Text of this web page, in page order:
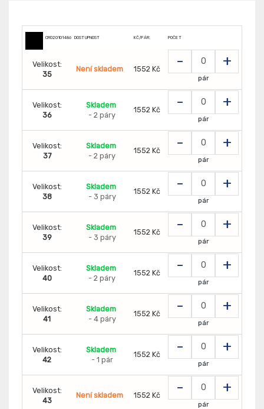
CR0201014860 DOSTUPNOST KČ/PÁR: POČET
Velikost:
35
Není skladem 1552 Kč - +
pár
Velikost:
36
Skladem
- 2 páry
1552 Kč - +
pár
Velikost:
37
Skladem
- 2 páry
1552 Kč - +
pár
Velikost:
38
Skladem
- 3 páry
1552 Kč - +
pár
Velikost:
39
Skladem
- 3 páry
1552 Kč - +
pár
Velikost:
40
Skladem
- 2 páry
1552 Kč - +
pár
Velikost:
41
Skladem
- 4 páry
1552 Kč - +
pár
Velikost:
42
Skladem
- 1 pár
1552 Kč - +
pár
Velikost:
43
Není skladem 1552 Kč - +
pár